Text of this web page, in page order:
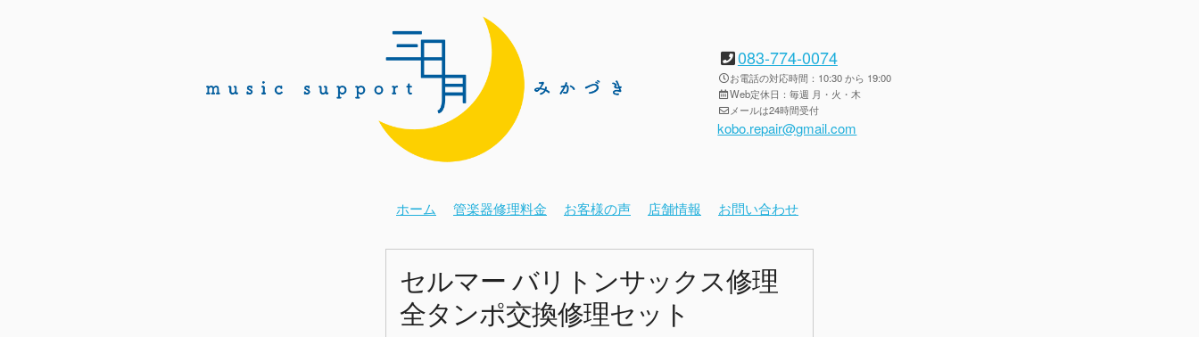
083-774-0074
お電話の対応時間：10:30 から 19:00
Web定休日：毎週 月・火・木
メールは24時間受付
kobo.repair@gmail.com
ホーム 管楽器修理料金 お客様の声 店舗情報 お問い合わせ
セルマー バリトンサックス修理
全タンポ交換修理セット